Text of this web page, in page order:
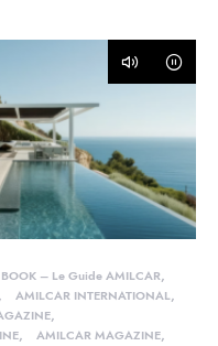
BOOK – Le Guide AMILCAR
AMILCAR INTERNATIONAL
AMILCAR MAGAZINE